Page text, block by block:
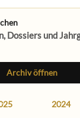
Dossiers und
Archiv öffnen
2024